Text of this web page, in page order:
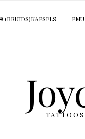
(BRUIDS)KAPSELS PMU